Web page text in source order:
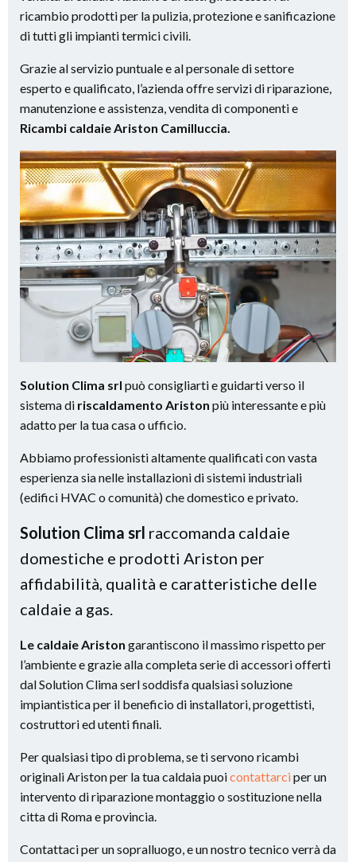
ricambio prodotti per la pulizia, protezione e sanificazione
di tutti gli impianti termici civili.
Grazie al servizio puntuale e al personale di settore
esperto e qualificato, l’azienda offre servizi di riparazione,
manutenzione e assistenza, vendita di componenti e
Ricambi caldaie Ariston Camilluccia.
Solution Clima srl può consigliarti e guidarti verso il
sistema di riscaldamento Ariston più interessante e più
adatto per la tua casa o ufficio.
Abbiamo professionisti altamente qualificati con vasta
esperienza sia nelle installazioni di sistemi industriali
(edifici HVAC o comunità) che domestico e privato.
Solution Clima srl raccomanda caldaie
domestiche e prodotti Ariston per
affidabilità, qualità e caratteristiche delle
caldaie a gas.
Le caldaie Ariston garantiscono il massimo rispetto per
l’ambiente e grazie alla completa serie di accessori offerti
dal Solution Clima serl soddisfa qualsiasi soluzione
impiantistica per il beneficio di installatori, progettisti,
costruttori ed utenti finali.
Per qualsiasi tipo di problema, se ti servono ricambi
originali Ariston per la tua caldaia puoicontattarciper un
intervento di riparazione montaggio o sostituzione nella
citta di Roma e provincia.
Contattaci per un sopralluogo, e un nostro tecnico verrà da